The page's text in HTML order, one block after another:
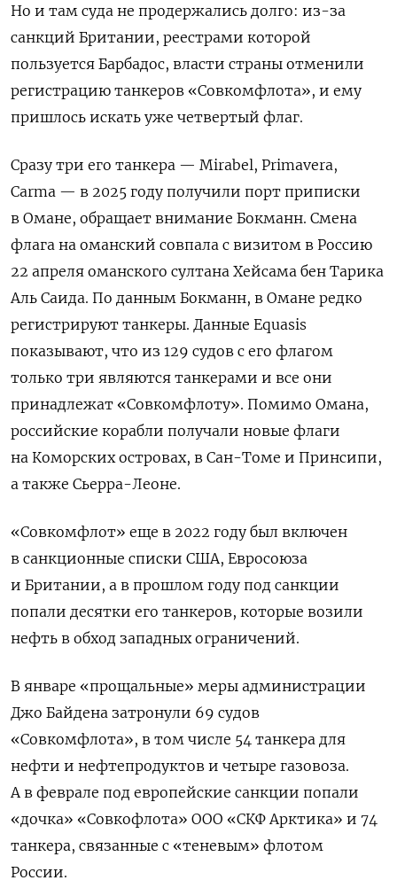
Но и там суда не продержались долго: из-за
санкций Британии, реестрами которой
пользуется Барбадос, власти страны отменили
регистрацию танкеров «Совкомфлота», и ему
пришлось искать уже четвертый флаг.
Сразу три его танкера — Mirabel, Primavera,
Carma — в 2025 году получили порт приписки
в Омане, обращает внимание Бокманн. Смена
флага на оманский совпала с визитом в Россию
22 апреля оманского султана Хейсама бен Тарика
Аль Саида. По данным Бокманн, в Омане редко
регистрируют танкеры. Данные Equasis
показывают, что из 129 судов с его флагом
только три являются танкерами и все они
принадлежат «Совкомфлоту». Помимо Омана,
российские корабли получали новые флаги
на Коморских островах, в Сан-Томе и Принсипи,
а также Сьерра-Леоне.
«Совкомфлот» еще в 2022 году был включен
в санкционные списки США, Евросоюза
и Британии, а в прошлом году под санкции
попали десятки его танкеров, которые возили
нефть в обход западных ограничений.
В январе «прощальные» меры администрации
Джо Байдена затронули 69 судов
«Совкомфлота», в том числе 54 танкера для
нефти и нефтепродуктов и четыре газовоза.
А в феврале под европейские санкции попали
«дочка» «Совкофлота» ООО «СКФ Арктика» и 74
танкера, связанные с «теневым» флотом
России.